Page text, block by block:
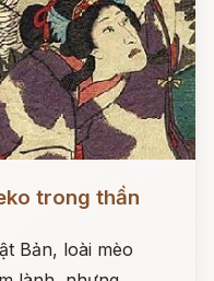
trong thần
Bản, loài mèo